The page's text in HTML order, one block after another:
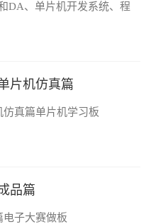
DA、单片机开发系统、程
片机仿真篇
真篇单片机学习板
品篇
子大赛做板